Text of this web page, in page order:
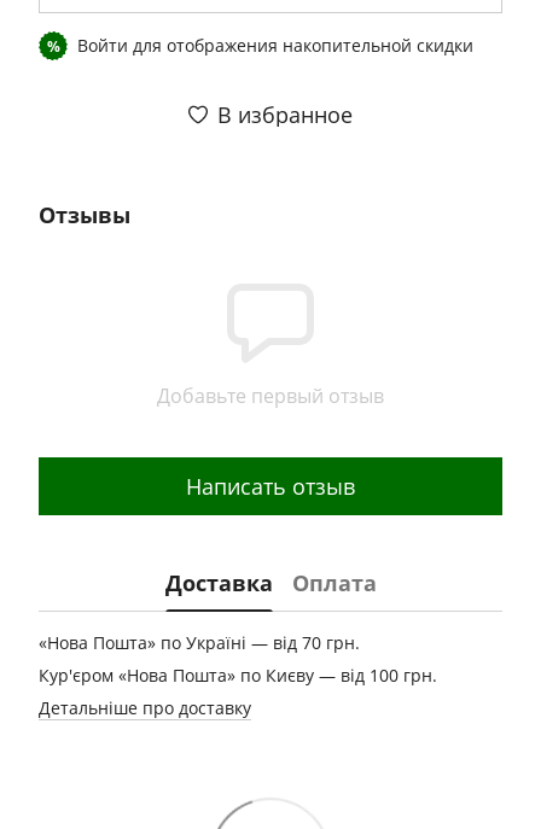
% Войти для отображения накопительной скидки
В избранное
Отзывы
Добавьте первый отзыв
Написать отзыв
Доставка Оплата
«Нова Пошта» по Україні — від 70 грн.
Кур'єром «Нова Пошта» по Києву — від 100 грн.
Детальніше про доставку